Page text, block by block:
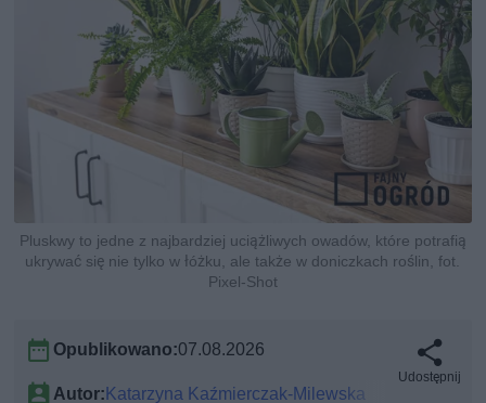
Pluskwy to jedne z najbardziej uciążliwych owadów, które potrafią
ukrywać się nie tylko w łóżku, ale także w doniczkach roślin, fot.
Pixel-Shot
Opublikowano:07.08.2026
Autor: Katarzyna Kaźmierczak-Milewska
Udostępnij